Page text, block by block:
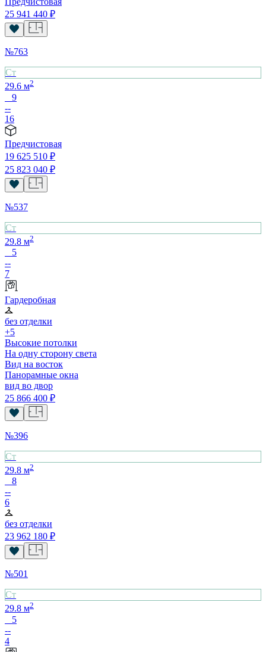
25 941 440 ₽
№763
Cт
29.6 м2
9
--
16
Предчистовая
19 625 510 ₽
25 823 040 ₽
№537
Cт
29.8 м2
5
--
7
Гардеробная
без отделки
+5
Высокие потолки
На одну сторону света
Вид на восток
Панорамные окна
вид во двор
25 866 400 ₽
№396
Cт
29.8 м2
8
--
6
без отделки
23 962 180 ₽
№501
Cт
29.8 м2
5
--
4